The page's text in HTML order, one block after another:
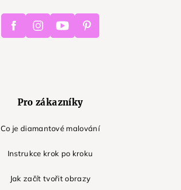
FacebookInstagramYoutube Pinterest
Pro zákazníky
Co je diamantové malování
Instrukce krok po kroku
Jak začít tvořit obrazy